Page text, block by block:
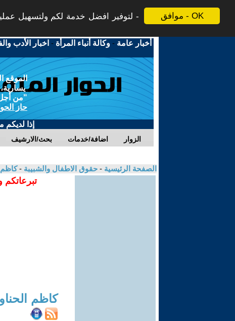
موافق - OK
لتوفير افضل خدمة لكم ولتسهيل
أخبار عامة -وكالة أنباء المرأة - اخبار الأدب
الموقع
"من أجل
حاز
إذا
بحث/الارشيف اضافة/خدمات الزوار
الصفحة الرئيسية - حقوق الاطفال والشبيبة -كاظم
تبرعاتكم
كاظم